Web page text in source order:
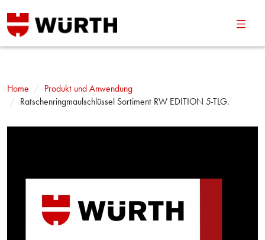
Home
Produkt und Anwendung
Ratschenringmaulschlüssel Sortiment RW EDITION 5-TLG.